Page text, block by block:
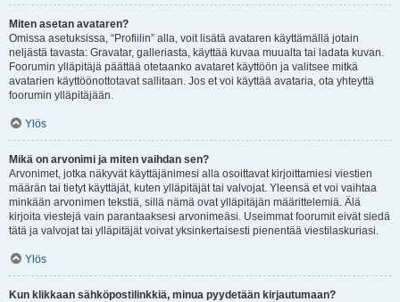
Miten asetan avataren?
Omissa asetuksissa, “Profiilin” alla, voit lisätä avataren käyttämällä jotain
neljästä tavasta: Gravatar, galleriasta, käyttää kuvaa muualta tai ladata kuvan.
Foorumin ylläpitäjä päättää otetaanko avataret käyttöön ja valitsee mitkä
avatarien käyttöönottotavat sallitaan. Jos et voi käyttää avataria, ota yhteyttä
foorumin ylläpitäjään.
Ylös
Mikä on arvonimi ja miten vaihdan sen?
Arvonimet, jotka näkyvät käyttäjänimesi alla osoittavat kirjoittamiesi viestien
määrän tai tietyt käyttäjät, kuten ylläpitäjät tai valvojat. Yleensä et voi vaihtaa
minkään arvonimen tekstiä, sillä nämä ovat ylläpitäjän määrittelemiä. Älä
kirjoita viestejä vain parantaaksesi arvonimeäsi. Useimmat foorumit eivät siedä
tätä ja valvojat tai ylläpitäjät voivat yksinkertaisesti pienentää viestilaskuriasi.
Ylös
Kun klikkaan sähköpostilinkkiä, minua pyydetään kirjautumaan?